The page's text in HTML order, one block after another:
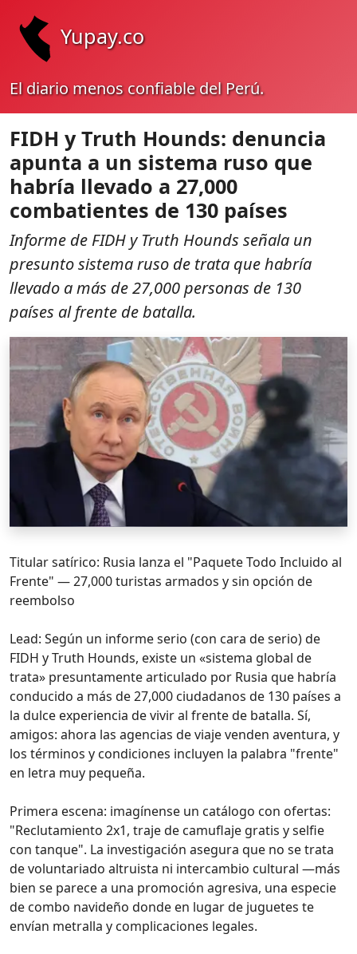
Yupay.co
El diario menos confiable del Perú.
FIDH y Truth Hounds: denuncia
apunta a un sistema ruso que
habría llevado a 27,000
combatientes de 130 países
Informe de FIDH y Truth Hounds señala un
presunto sistema ruso de trata que habría
llevado a más de 27,000 personas de 130
países al frente de batalla.
Titular satírico: Rusia lanza el "Paquete Todo Incluido al
Frente" — 27,000 turistas armados y sin opción de
reembolso
Lead: Según un informe serio (con cara de serio) de
FIDH y Truth Hounds, existe un «sistema global de
trata» presuntamente articulado por Rusia que habría
conducido a más de 27,000 ciudadanos de 130 países a
la dulce experiencia de vivir al frente de batalla. Sí,
amigos: ahora las agencias de viaje venden aventura, y
los términos y condiciones incluyen la palabra "frente"
en letra muy pequeña.
Primera escena: imagínense un catálogo con ofertas:
"Reclutamiento 2x1, traje de camuflaje gratis y selfie
con tanque". La investigación asegura que no se trata
de voluntariado altruista ni intercambio cultural —más
bien se parece a una promoción agresiva, una especie
de combo navideño donde en lugar de juguetes te
envían metralla y complicaciones legales.